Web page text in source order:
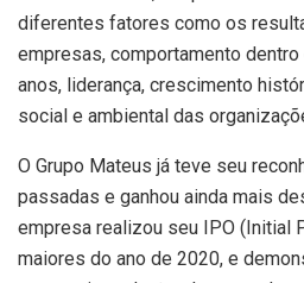
diferentes fatores como os
empresas, comportamento
anos, liderança, crescimento
social e ambiental das
O Grupo Mateus já teve seu
passadas e ganhou ainda mais
empresa realizou seu IPO (Initial
maiores do ano de 2020, e